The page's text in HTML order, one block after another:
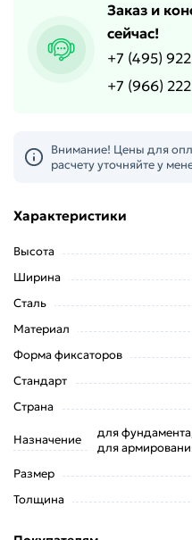
Заказ и
сейчас!
+7 (495)
+7 (966)
Внимание! Цены для
расчету уточняйте у
Характеристики
Высота
Ширина
Сталь
Материал
Форма фиксаторов
Стандарт
Страна
Назначение
для
для
Размер
Толщина